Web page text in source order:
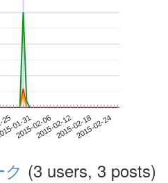
01-31
2015-02-062015-02-122015-02-182015-02-24
(3 users, 3 posts)